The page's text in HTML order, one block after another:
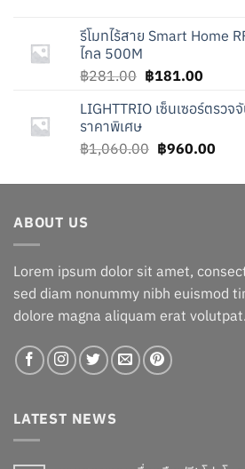
฿190.00.฿90.00.
รีโมทไร้สาย Smart Home
ไกล 500M
฿281.00 Original
was:
฿181.00Current
is:
LIGHTTRIO เซ็นเซอร์ตรวจ
ราคาพิเศษ
฿1,060.00 Original
was:
฿960.00
is:
ABOUT US
Lorem ipsum dolor sit amet,
sed diam nonummy nibh euismod
dolore magna aliquam erat volutpat.
LATEST NEWS